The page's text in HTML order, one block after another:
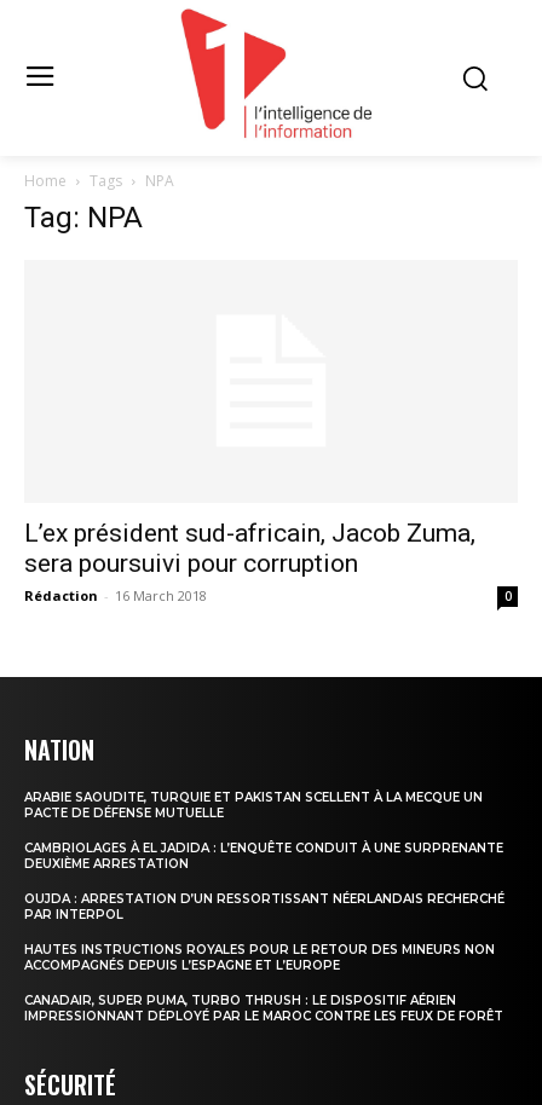
Home Tags NPA
Tag: NPA
L’ex président sud-africain, Jacob Zuma,
sera poursuivi pour corruption
Rédaction - 16 March 2018 0
NATION
ARABIE SAOUDITE, TURQUIE ET PAKISTAN SCELLENT À LA MECQUE UN
PACTE DE DÉFENSE MUTUELLE
CAMBRIOLAGES À EL JADIDA : L’ENQUÊTE CONDUIT À UNE SURPRENANTE
DEUXIÈME ARRESTATION
OUJDA : ARRESTATION D’UN RESSORTISSANT NÉERLANDAIS RECHERCHÉ
PAR INTERPOL
HAUTES INSTRUCTIONS ROYALES POUR LE RETOUR DES MINEURS NON
ACCOMPAGNÉS DEPUIS L’ESPAGNE ET L’EUROPE
CANADAIR, SUPER PUMA, TURBO THRUSH : LE DISPOSITIF AÉRIEN
IMPRESSIONNANT DÉPLOYÉ PAR LE MAROC CONTRE LES FEUX DE FORÊT
SÉCURITÉ